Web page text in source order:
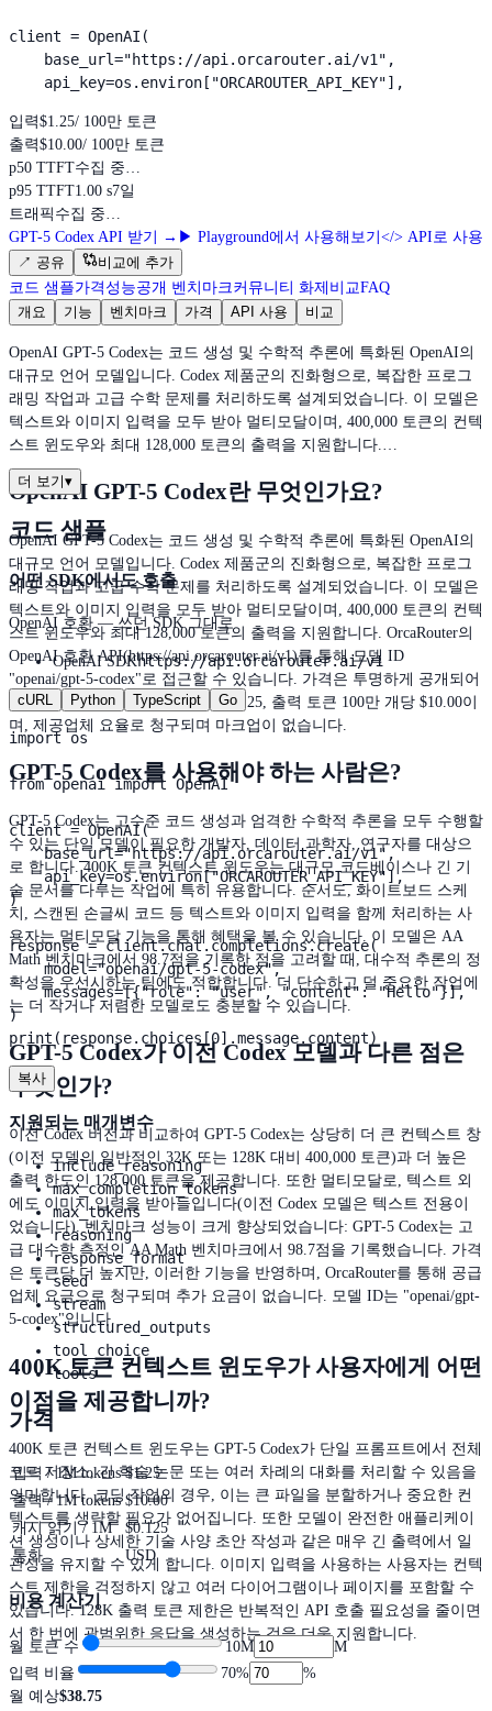
client = OpenAI(
    base_url="https://api.orcarouter.ai/v1",
    api_key=os.environ["ORCAROUTER_API_KEY"],
입력$1.25/ 100만 토큰
출력$10.00/ 100만 토큰
p50 TTFT수집 중…
p95 TTFT1.00 s7일
트래픽 수집 중…
GPT-5 Codex API 받기
→ ▶ Playground에서 사용해보기 </> API로 사용
↗ 공유
비교에 추가
코드 샘플가격 성능공개 벤치마크 커뮤니티 화제 비교FAQ
개요
기능 벤치마크 가격 API 사용 비교
OpenAI GPT-5 Codex는 코드 생성 및 수학적 추론에 특화된 OpenAI의
대규모 언어 모델입니다. Codex 제품군의 진화형으로, 복잡한 프로그
래밍 작업과 고급 수학 문제를 처리하도록 설계되었습니다. 이 모델은
텍스트와 이미지 입력을 모두 받아 멀티모달이며, 400,000 토큰의 컨텍
스트 윈도우와 최대 128,000 토큰의 출력을 지원합니다.…
OpenAI GPT-5 Codex란 무엇인가요?
OpenAI GPT-5 Codex는 코드 생성 및 수학적 추론에 특화된 OpenAI의
대규모 언어 모델입니다. Codex 제품군의 진화형으로, 복잡한 프로그
래밍 작업과 고급 수학 문제를 처리하도록 설계되었습니다. 이 모델은
텍스트와 이미지 입력을 모두 받아 멀티모달이며, 400,000 토큰의 컨텍
스트 윈도우와 최대 128,000 토큰의 출력을 지원합니다. OrcaRouter의
OpenAI 호환 API(https://api.orcarouter.ai/v1)를 통해 모델 ID
"openai/gpt-5-codex"로 접근할 수 있습니다. 가격은 투명하게 공개되어
있습니다: 입력 토큰 100만 개당 $1.25, 출력 토큰 100만 개당 $10.00이
며, 제공업체 요율로 청구되며 마크업이 없습니다.
GPT-5 Codex를 사용해야 하는 사람은?
GPT-5 Codex는 고수준 코드 생성과 엄격한 수학적 추론을 모두 수행할
수 있는 단일 모델이 필요한 개발자, 데이터 과학자, 연구자를 대상으
로 합니다. 400K 토큰 컨텍스트 윈도우는 대규모 코드베이스나 긴 기
술 문서를 다루는 작업에 특히 유용합니다. 순서도, 화이트보드 스케
치, 스캔된 손글씨 코드 등 텍스트와 이미지 입력을 함께 처리하는 사
용자는 멀티모달 기능을 통해 혜택을 볼 수 있습니다. 이 모델은 AA
Math 벤치마크에서 98.7점을 기록한 점을 고려할 때, 대수적 추론의 정
확성을 우선시하는 팀에도 적합합니다. 더 단순하고 덜 중요한 작업에
는 더 작거나 저렴한 모델로도 충분할 수 있습니다.
GPT-5 Codex가 이전 Codex 모델과 다른 점은
무엇인가?
이전 Codex 버전과 비교하여 GPT-5 Codex는 상당히 더 큰 컨텍스트 창
(이전 모델의 일반적인 32K 또는 128K 대비 400,000 토큰)과 더 높은
출력 한도인 128,000 토큰을 제공합니다. 또한 멀티모달로, 텍스트 외
에도 이미지 입력을 받아들입니다(이전 Codex 모델은 텍스트 전용이
었습니다). 벤치마크 성능이 크게 향상되었습니다: GPT-5 Codex는 고
급 대수학 측정인 AA Math 벤치마크에서 98.7점을 기록했습니다. 가격
은 토큰당 더 높지만, 이러한 기능을 반영하며, OrcaRouter를 통해 공급
업체 요금으로 청구되며 추가 요금이 없습니다. 모델 ID는 "openai/gpt-
5-codex"입니다.
400K 토큰 컨텍스트 윈도우가 사용자에게 어떤
이점을 제공합니까?
400K 토큰 컨텍스트 윈도우는 GPT-5 Codex가 단일 프롬프트에서 전체
코드 저장소, 긴 학술 논문 또는 여러 차례의 대화를 처리할 수 있음을
의미합니다. 코딩 작업의 경우, 이는 큰 파일을 분할하거나 중요한 컨
텍스트를 생략할 필요가 없어집니다. 또한 모델이 완전한 애플리케이
션 생성이나 상세한 기술 사양 초안 작성과 같은 매우 긴 출력에서 일
관성을 유지할 수 있게 합니다. 이미지 입력을 사용하는 사용자는 컨텍
스트 제한을 걱정하지 않고 여러 다이어그램이나 페이지를 포함할 수
있습니다. 128K 출력 토큰 제한은 반복적인 API 호출 필요성을 줄이면
서 한 번에 광범위한 응답을 생성하는 것을 더욱 지원합니다.
더 보기▾
코드 샘플
어떤 SDK에서도 호출
OpenAI 호환 — 쓰던 SDK 그대로
OpenAI SDKhttps://api.orcarouter.ai/v1
cURL Python TypeScript Go
import os
from openai import OpenAI
client = OpenAI(
    base_url="https://api.orcarouter.ai/v1",
    api_key=os.environ["ORCAROUTER_API_KEY"],
)
response = client.chat.completions.create(
    model="openai/gpt-5-codex",
    messages=[{"role": "user", "content": "Hello"}],
)
print(response.choices[0].message.content)
복사
지원되는 매개변수
include_reasoning
max_completion_tokens
max_tokens
reasoning
response_format
seed
stream
structured_outputs
tool_choice
tools
가격
입력 / 1M tokens $1.25
출력 / 1M tokens $10.00
캐시 읽기 / 1M
$0.125
통화
USD
비용 계산기
월 토큰 수 10M
M
입력 비율
70%
%
월 예상$38.75